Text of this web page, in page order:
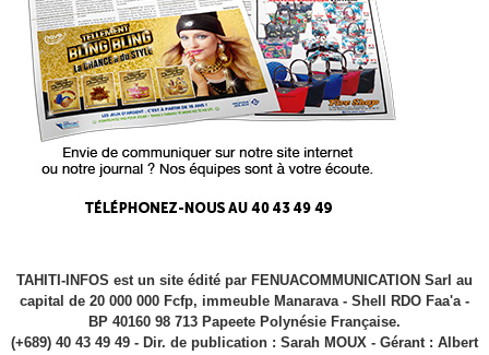
TAHITI-INFOS est un site édité par FENUACOMMUNICATION Sarl au
capital de 20 000 000 Fcfp, immeuble Manarava - Shell RDO Faa'a -
BP 40160 98 713 Papeete Polynésie Française.
(+689) 40 43 49 49 - Dir. de publication : Sarah MOUX - Gérant : Albert